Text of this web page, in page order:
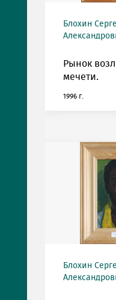
Блохин
Рынок
мечети.
1996 г.
Блохин